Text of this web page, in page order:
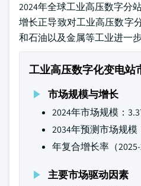
2024年全球工业高压数字分
增长正导致对工业高压数字
和石油以及金属等工业进一
工业高压数字化变电站
市场规模与增长
2024年市场规模：
2034年预测市场规模
年复合增长率（
主要市场驱动因素